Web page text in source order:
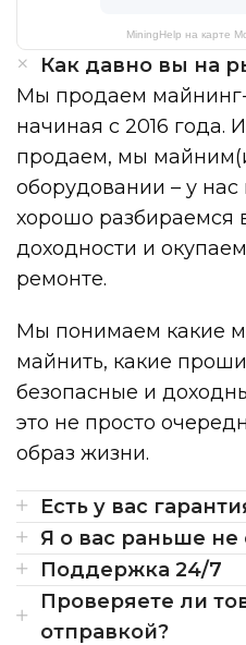
MiningHelp на карте
Как давно вы на
Мы продаем
начиная с 2016 года.
продаем, мы
оборудовании – у
хорошо разбираемся
доходности и
ремонте.
Мы понимаем какие
майнить, какие
безопасные и
это не просто
образ жизни.
Есть у вас
Я о вас раньше
Поддержка 24/7
Проверяете ли
отправкой?